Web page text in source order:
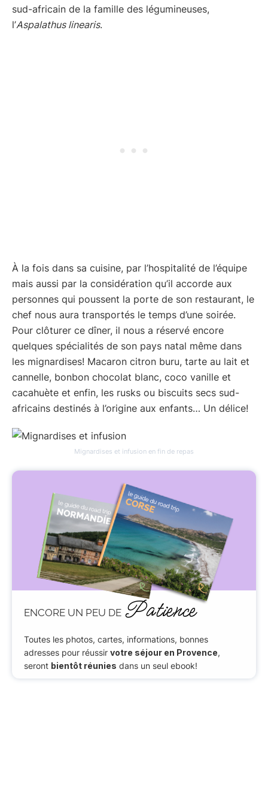
sud-africain de la famille des légumineuses,
l’Aspalathus linearis.
À la fois dans sa cuisine, par l’hospitalité de l’équipe
mais aussi par la considération qu’il accorde aux
personnes qui poussent la porte de son restaurant, le
chef nous aura transportés le temps d’une soirée.
Pour clôturer ce dîner, il nous a réservé encore
quelques spécialités de son pays natal même dans
les mignardises! Macaron citron buru, tarte au lait et
cannelle, bonbon chocolat blanc, coco vanille et
cacahuète et enfin, les rusks ou biscuits secs sud-
africains destinés à l’origine aux enfants… Un délice!
Mignardises et infusion en fin de repas
ENCORE UN PEU DE Patience
Toutes les photos, cartes, informations, bonnes
adresses pour réussir votre séjour en Provence,
seront bientôt réunies dans un seul ebook!